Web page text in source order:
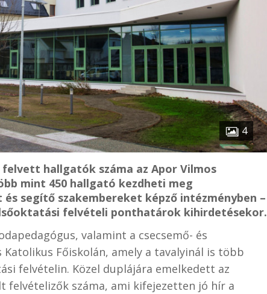
4
hallgatók száma az Apor Vilmos
mint 450 hallgató kezdheti meg
segítő szakembereket képző intézményben –
felvételi ponthatárok kihirdetésekor.
valamint a csecsemő- és
Főiskolán, amely a tavalyinál is több
felvételin. Közel duplájára emelkedett az
felvételizők száma, ami kifejezetten jó hír a